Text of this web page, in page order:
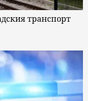
транспорт